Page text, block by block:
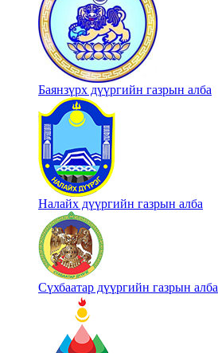
Баянзүрх дүүргийн газрын алба
Налайх дүүргийн газрын алба
Сүхбаатар дүүргийн газрын алба